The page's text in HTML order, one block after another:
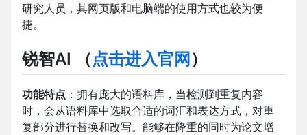
研究人员，其网页版和电脑端的使用方式也较为便
捷。
锐智AI （点击进入官网 ）
功能特点 ：拥有庞大的语料库，当检测到重复内容
时，会从语料库中选取合适的词汇和表达方式，对重
复部分进行替换和改写。能够在降重的同时为论文增